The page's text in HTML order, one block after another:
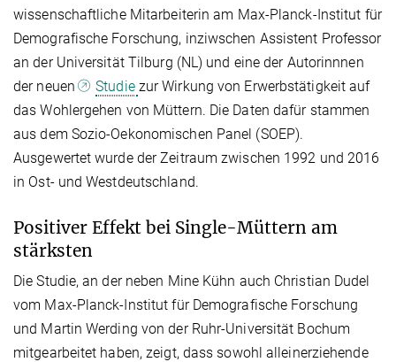
wissenschaftliche Mitarbeiterin am Max-Planck-Institut für
Demografische Forschung, inziwschen Assistent Professor
an der Universität Tilburg (NL) und eine der Autorinnnen
der neuen
Studie zur Wirkung von Erwerbstätigkeit auf
das Wohlergehen von Müttern. Die Daten dafür stammen
aus dem Sozio-Oekonomischen Panel (SOEP).
Ausgewertet wurde der Zeitraum zwischen 1992 und 2016
in Ost- und Westdeutschland.
Positiver Effekt bei Single-Müttern am
stärksten
Die Studie, an der neben Mine Kühn auch Christian Dudel
vom Max-Planck-Institut für Demografische Forschung
und Martin Werding von der Ruhr-Universität Bochum
mitgearbeitet haben, zeigt, dass sowohl alleinerziehende